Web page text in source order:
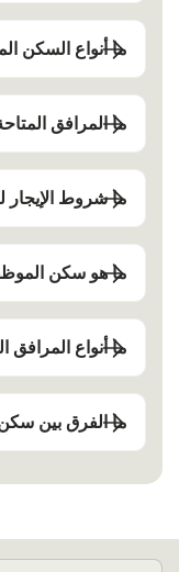
ما أنواع السكن
ما المرافق
ما شروط
ما هو سكن
ما أنواع
ما الفرق بين